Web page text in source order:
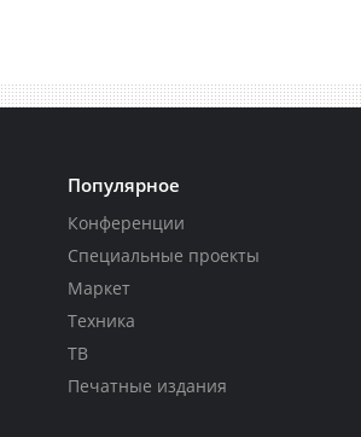
Популярное
Конференции
Специальные проекты
Маркет
Техника
ТВ
Печатные издания